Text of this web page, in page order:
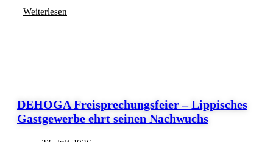
Weiterlesen
DEHOGA Freisprechungsfeier – Lippisches
Gastgewerbe ehrt seinen Nachwuchs